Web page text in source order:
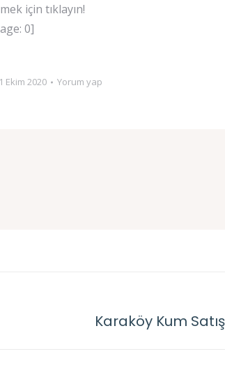
için tıklayın!
0]
Ekim 2020 Yorum yap
Karaköy Kum